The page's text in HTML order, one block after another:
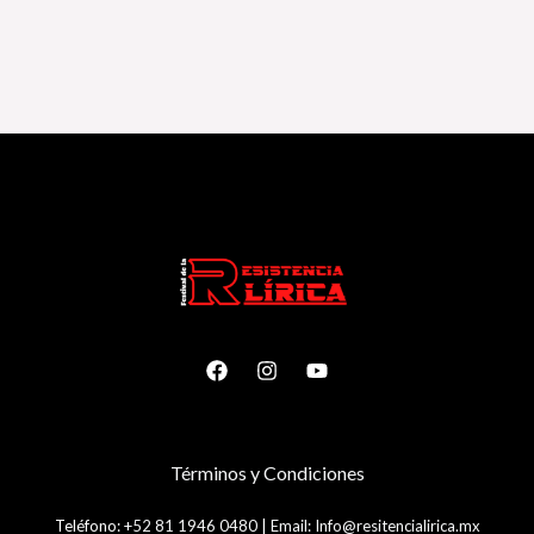
Términos y Condiciones
Teléfono:+52 81 1946 0480| Email: Info@resitencialirica.mx